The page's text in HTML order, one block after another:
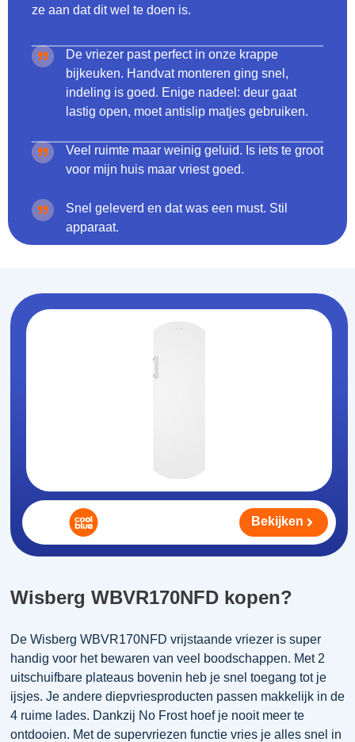
ze aan dat dit wel te doen is.
De vriezer past perfect in onze krappe
bijkeuken. Handvat monteren ging snel,
indeling is goed. Enige nadeel: deur gaat
lastig open, moet antislip matjes gebruiken.
Veel ruimte maar weinig geluid. Is iets te groot
voor mijn huis maar vriest goed.
Snel geleverd en dat was een must. Stil
apparaat.
Wisberg WBVR170NFD kopen?
De Wisberg WBVR170NFD vrijstaande vriezer is super
handig voor het bewaren van veel boodschappen. Met 2
uitschuifbare plateaus bovenin heb je snel toegang tot je
ijsjes. Je andere diepvriesproducten passen makkelijk in de
4 ruime lades. Dankzij No Frost hoef je nooit meer te
ontdooien. Met de supervriezen functie vries je alles snel in
Bekijken